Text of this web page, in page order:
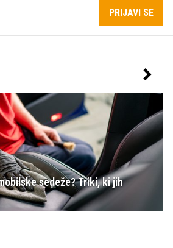
PRIJAVI SE
sedeže? Triki, ki jih